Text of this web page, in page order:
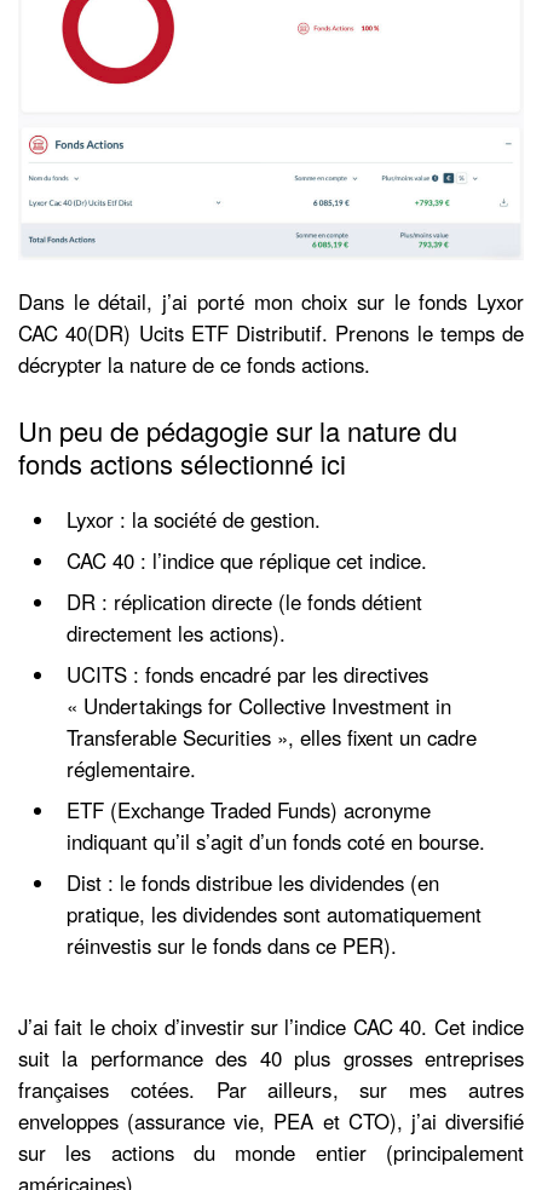
Dans le détail, j’ai porté mon choix sur le fonds Lyxor
CAC 40(DR) Ucits ETF Distributif. Prenons le temps de
décrypter la nature de ce fonds actions.
Un peu de pédagogie sur la nature du
fonds actions sélectionné ici
Lyxor : la société de gestion.
CAC 40 : l’indice que réplique cet indice.
DR : réplication directe (le fonds détient
directement les actions).
UCITS : fonds encadré par les directives
« Undertakings for Collective Investment in
Transferable Securities », elles fixent un cadre
réglementaire.
ETF (Exchange Traded Funds) acronyme
indiquant qu’il s’agit d’un fonds coté en bourse.
Dist : le fonds distribue les dividendes (en
pratique, les dividendes sont automatiquement
réinvestis sur le fonds dans ce PER).
J’ai fait le choix d’investir sur l’indice CAC 40. Cet indice
suit la performance des 40 plus grosses entreprises
françaises cotées. Par ailleurs, sur mes autres
enveloppes (assurance vie, PEA et CTO), j’ai diversifié
sur les actions du monde entier (principalement
américaines).